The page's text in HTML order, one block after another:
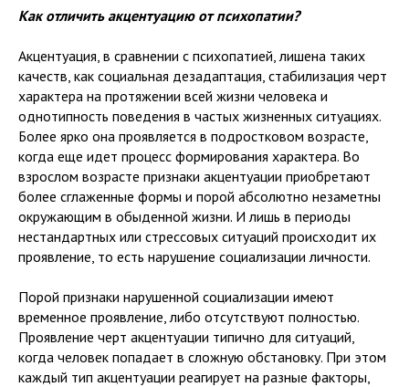
Как отличить акцентуацию от психопатии?
Акцентуация, в сравнении с психопатией, лишена таких
качеств, как социальная дезадаптация, стабилизация черт
характера на протяжении всей жизни человека и
однотипность поведения в частых жизненных ситуациях.
Более ярко она проявляется в подростковом возрасте,
когда еще идет процесс формирования характера. Во
взрослом возрасте признаки акцентуации приобретают
более сглаженные формы и порой абсолютно незаметны
окружающим в обыденной жизни. И лишь в периоды
нестандартных или стрессовых ситуаций происходит их
проявление, то есть нарушение социализации личности.
Порой признаки нарушенной социализации имеют
временное проявление, либо отсутствуют полностью.
Проявление черт акцентуации типично для ситуаций,
когда человек попадает в сложную обстановку. При этом
каждый тип акцентуации реагирует на разные факторы,